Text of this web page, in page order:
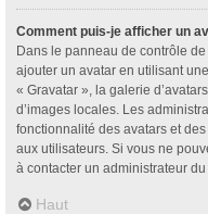
Comment puis-je afficher un
Dans le panneau de contrôle
ajouter un avatar en utilisant
« Gravatar », la galerie
d’images locales. Les
fonctionnalité des avatars et
aux utilisateurs. Si vous ne
à contacter un administrateur du
Haut